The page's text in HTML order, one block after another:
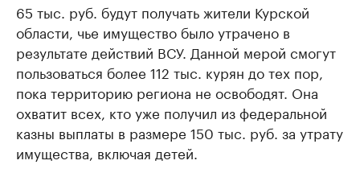
65 тыс. руб. будут получать жители Курской
области, чье имущество было утрачено в
результате действий ВСУ. Данной мерой смогут
пользоваться более 112 тыс. курян до тех пор,
пока территорию региона не освободят. Она
охватит всех, кто уже получил из федеральной
казны выплаты в размере 150 тыс. руб. за утрату
имущества, включая детей.